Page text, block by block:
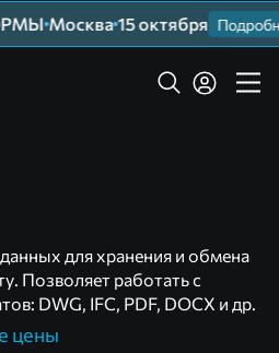
Москва 15 октября Подробнее
для хранения и обмена
Позволяет работать с
DWG, IFC, PDF, DOCX и др.
цены